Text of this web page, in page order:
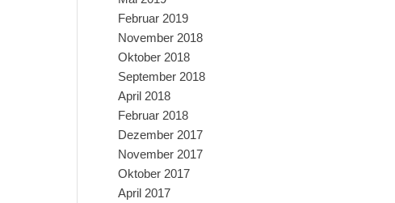
Februar 2019
November 2018
Oktober 2018
September 2018
April 2018
Februar 2018
Dezember 2017
November 2017
Oktober 2017
April 2017